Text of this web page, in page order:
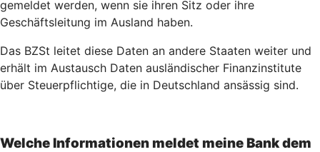
gemeldet werden, wenn sie ihren Sitz oder ihre
Geschäftsleitung im Ausland haben.
Das BZSt leitet diese Daten an andere Staaten weiter und
erhält im Austausch Daten ausländischer Finanzinstitute
über Steuerpflichtige, die in Deutschland ansässig sind.
Welche Informationen meldet meine Bank dem